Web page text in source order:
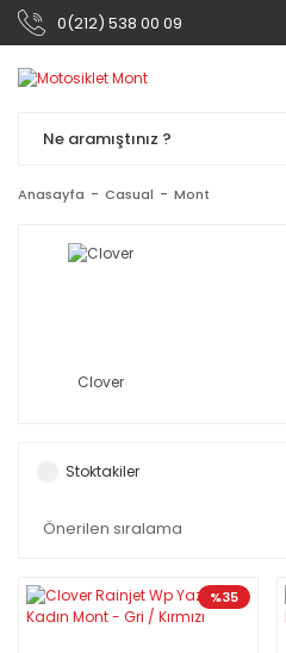
0(212) 538 00 09
Anasayfa Casual Mont
Clover
Stoktakiler
%35